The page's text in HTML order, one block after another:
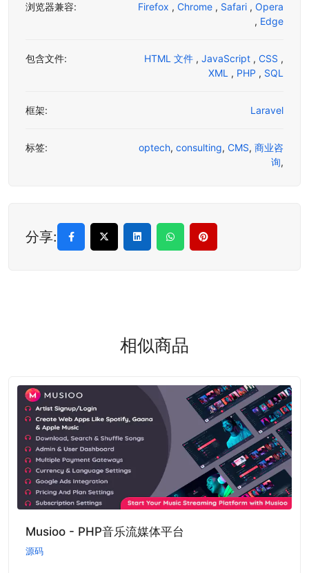
浏览器兼容: Firefox , Chrome , Safari , Opera
, Edge
包含文件: HTML 文件 , JavaScript , CSS ,
XML , PHP , SQL
框架: Laravel
标签: optech, consulting, CMS, 商业咨
询,
分享:
相似商品
Musioo - PHP音乐流媒体平台
源码